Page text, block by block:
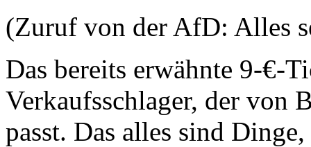
(Zuruf von der AfD: Alles
Das bereits erwähnte 9-€-
Verkaufsschlager, der von
passt. Das alles sind